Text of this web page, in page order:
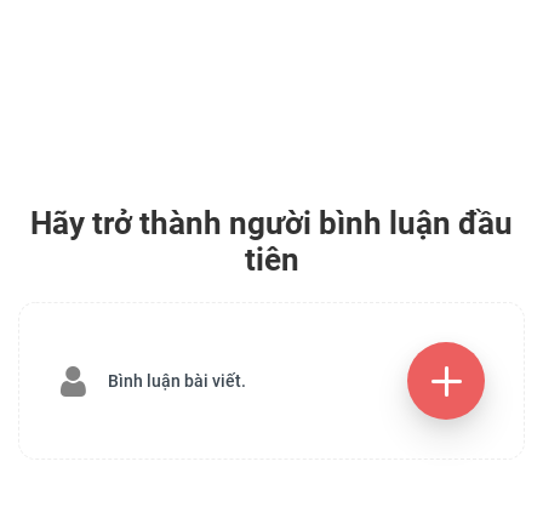
Hãy trở thành người bình luận đầu
tiên
Bình luận bài viết.